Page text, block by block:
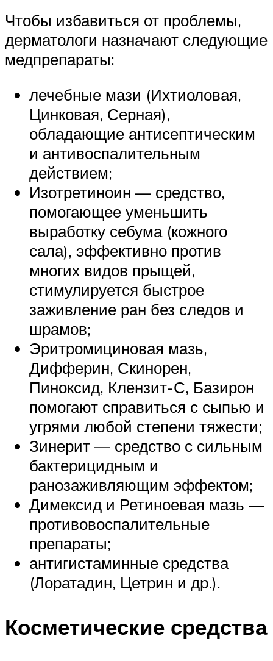
Чтобы избавиться от проблемы,
дерматологи назначают следующие
медпрепараты:
лечебные мази (Ихтиоловая,
Цинковая, Серная),
обладающие антисептическим
и антивоспалительным
действием;
Изотретиноин — средство,
помогающее уменьшить
выработку себума (кожного
сала), эффективно против
многих видов прыщей,
стимулируется быстрое
заживление ран без следов и
шрамов;
Эритромициновая мазь,
Дифферин, Скинорен,
Пиноксид, Клензит-С, Базирон
помогают справиться с сыпью и
угрями любой степени тяжести;
Зинерит — средство с сильным
бактерицидным и
ранозаживляющим эффектом;
Димексид и Ретиноевая мазь —
противовоспалительные
препараты;
антигистаминные средства
(Лоратадин, Цетрин и др.).
Косметические средства